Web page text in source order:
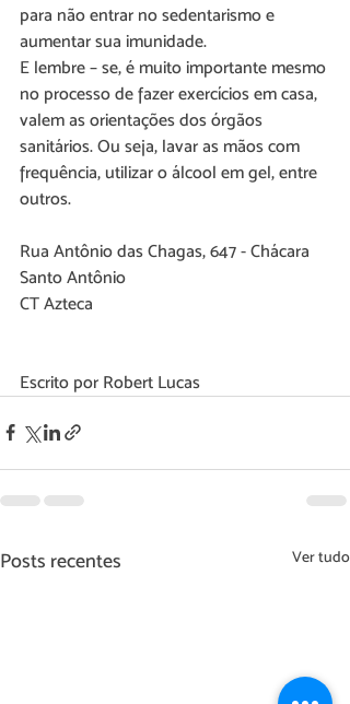
para não entrar no sedentarismo e
aumentar sua imunidade.
E lembre – se, é muito importante mesmo
no processo de fazer exercícios em casa,
valem as orientações dos órgãos
sanitários. Ou seja, lavar as mãos com
frequência, utilizar o álcool em gel, entre
outros.
Rua Antônio das Chagas, 647 - Chácara
Santo Antônio
CT Azteca
Escrito por Robert Lucas
Posts recentes Ver tudo